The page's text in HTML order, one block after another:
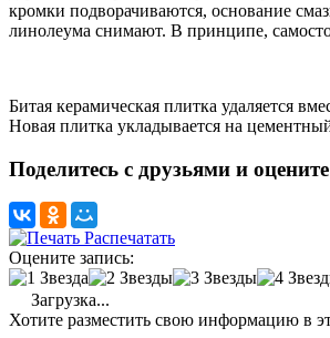
кромки подворачиваются, основание
линолеума снимают. В принципе,
Битая керамическая плитка удаляется
Новая плитка укладывается на
Поделитесь с друзьями и
Распечатать
Оцените запись:
Загрузка...
Хотите разместить свою информацию в